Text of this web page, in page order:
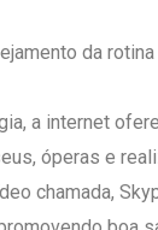
da
a internet
óperas e
chamada,